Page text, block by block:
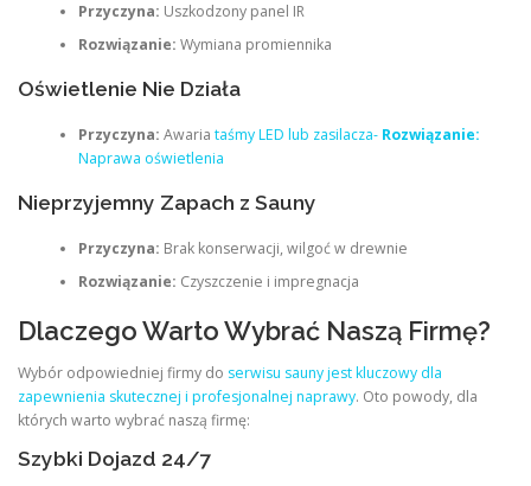
Przyczyna: Uszkodzony panel IR
Rozwiązanie: Wymiana promiennika
Oświetlenie Nie Działa
Przyczyna: Awaria taśmy LED lub zasilacza- Rozwiązanie:
Naprawa oświetlenia
Nieprzyjemny Zapach z Sauny
Przyczyna: Brak konserwacji, wilgoć w drewnie
Rozwiązanie: Czyszczenie i impregnacja
Dlaczego Warto Wybrać Naszą Firmę?
Wybór odpowiedniej firmy do serwisu sauny jest kluczowy dla
zapewnienia skutecznej i profesjonalnej naprawy. Oto powody, dla
których warto wybrać naszą firmę:
Szybki Dojazd 24/7